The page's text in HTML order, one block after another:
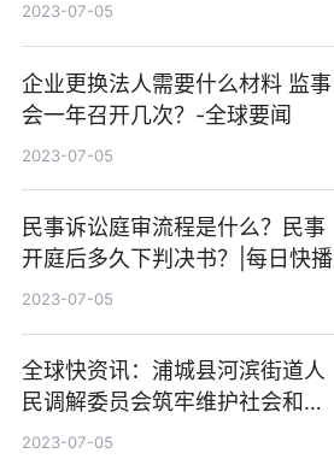
2023-07-05
企业更换法人需要什么材料 监事
会一年召开几次？-全球要闻
2023-07-05
民事诉讼庭审流程是什么？民事
开庭后多久下判决书？|每日快播
2023-07-05
全球快资讯：浦城县河滨街道人
民调解委员会筑牢维护社会和谐
稳定防线
2023-07-05